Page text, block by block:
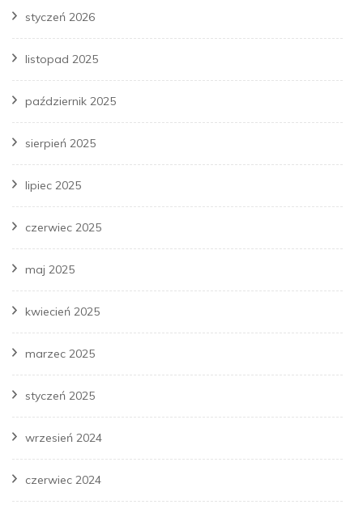
styczeń 2026
listopad 2025
październik 2025
sierpień 2025
lipiec 2025
czerwiec 2025
maj 2025
kwiecień 2025
marzec 2025
styczeń 2025
wrzesień 2024
czerwiec 2024